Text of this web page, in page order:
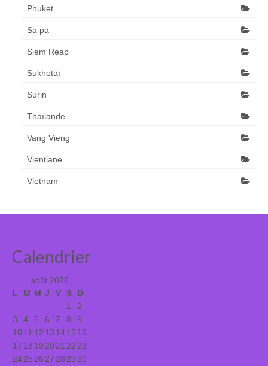
Phuket
Sa pa
Siem Reap
Sukhotaï
Surin
Thaïlande
Vang Vieng
Vientiane
Vietnam
Calendrier
août 2026
L
M M J V S D
1
2
3
4 5 6 7 8
9
1011 12 13 1415 16
17 18 19 2021 22 23
2425 26 27 28 2930